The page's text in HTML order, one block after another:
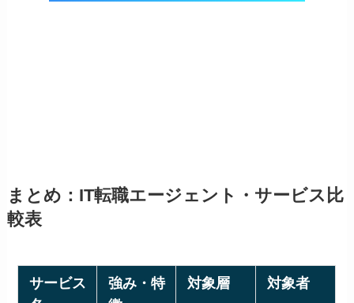
まとめ：IT転職エージェント・サービス比
較表
サービス
強み・特
対象層 対象者